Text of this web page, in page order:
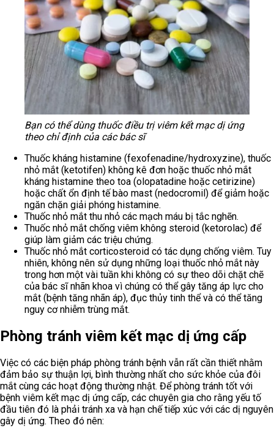
Bạn có thể dùng thuốc điều trị viêm kết mạc dị ứng
theo chỉ định của các bác sĩ
Thuốc kháng histamine (fexofenadine/hydroxyzine), thuốc
nhỏ mắt (ketotifen) không kê đơn hoặc thuốc nhỏ mắt
kháng histamine theo toa (olopatadine hoặc cetirizine)
hoặc chất ổn định tế bào mast (nedocromil) để giảm hoặc
ngăn chặn giải phóng histamine.
Thuốc nhỏ mắt thu nhỏ các mạch máu bị tắc nghẽn.
Thuốc nhỏ mắt chống viêm không steroid (ketorolac) để
giúp làm giảm các triệu chứng.
Thuốc nhỏ mắt corticosteroid có tác dụng chống viêm. Tuy
nhiên, không nên sử dụng những loại thuốc nhỏ mắt này
trong hơn một vài tuần khi không có sự theo dõi chặt chẽ
của bác sĩ nhãn khoa vì chúng có thể gây tăng áp lực cho
mắt (bệnh tăng nhãn áp), đục thủy tinh thể và có thể tăng
nguy cơ nhiễm trùng mắt.
Phòng tránh viêm kết mạc dị ứng cấp
Việc có các biện pháp phòng tránh bệnh vẫn rất cần thiết nhằm
đảm bảo sự thuận lợi, bình thường nhất cho sức khỏe của đôi
mắt cùng các hoạt động thường nhật. Để phòng tránh tốt với
bệnh viêm kết mạc dị ứng cấp, các chuyên gia cho rằng yếu tố
đầu tiên đó là phải tránh xa và hạn chế tiếp xúc với các dị nguyên
gây dị ứng. Theo đó nên: